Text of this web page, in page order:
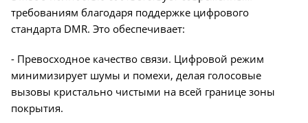
требованиям благодаря поддержке цифрового
стандарта DMR. Это обеспечивает:
- Превосходное качество связи. Цифровой режим
минимизирует шумы и помехи, делая голосовые
вызовы кристально чистыми на всей границе зоны
покрытия.